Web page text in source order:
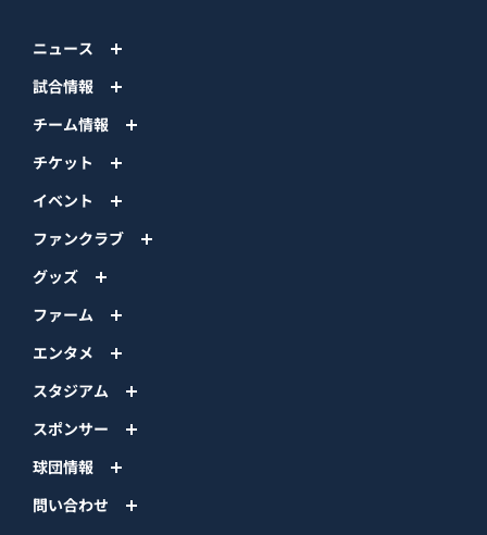
ニュース
試合情報
チーム情報
チケット
イベント
ファンクラブ
グッズ
ファーム
エンタメ
スタジアム
スポンサー
球団情報
問い合わせ